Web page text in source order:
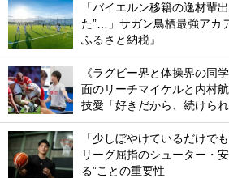
「バイエルン移籍の逸材輩
た”…」サガン鳥栖最強アカ
ふるさと納税』
《ラグビー界と体操界の同
面のリーチマイケルと内村
技愛「好きだから、続けられ
「少しぼやけているだけで
リーグ屈指のシューター・
る”ことの重要性